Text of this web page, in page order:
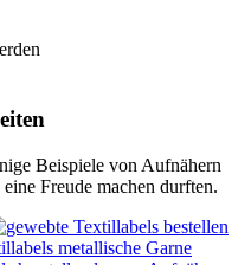
Beispiele von Aufnähern
Freude machen durften.